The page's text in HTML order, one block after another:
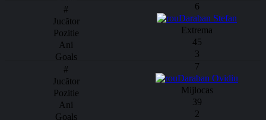
6
Daraban Stefan
Extrema
45
3
7
Daraban Ovidiu
Mijlocas
39
2